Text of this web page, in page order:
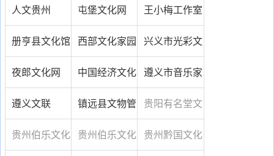
化传播中心
文化传播有限
公司
化研究会
人文贵州 屯堡文化网 王小梅工作室
册亨县文化馆 西部文化家园 兴义市光彩文
化产业发展有
限公司
夜郎文化网 中国经济文化
网贵州频道
遵义市音乐家
协会
遵义文联 镇远县文物管
理局
贵阳有名堂文
化传播有限公
贵州伯乐文化 贵州伯乐文化 贵州黔国文化